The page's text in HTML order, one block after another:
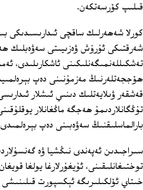
قىلىپ كۆرسەتكەن.
كورلا شەھەرلىك ساقچى ئىدارىسىدىكى
شەرقتىكى ئۇرۇش ۋەزىيىتى سەۋەبلىك
تەشكىللەنمىگەنلىكىنى ئاشكارىلىدى،
ھۆججەتلەرنىڭ مەزمۇنىنى دەپ
قەشقەر ۋىلايەتلىك دىنىي ئىشلار
تۇڭگانلاردىمۇ ھەجگە ماڭغانلار
بارالماسلىقنىڭ سەۋەبىنى دەپ
سىراجىدىن ئەپەندى نىڭشيا ۋە
توختىغانلىقىنى، ئۇيغۇرلارغا يولغا
خىتاي ئۆلكىلىرىگە ئېكسپورت